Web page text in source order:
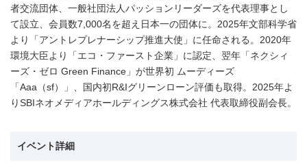
者交流団体、一般社団法人パッションリーダーズを代表理事とし
て設立、会員数7,000名を超え日本一の団体に。2025年文部科学省
より「アントレプレナーシップ推進大使」に任命される。2020年
環境大臣より「エコ・ファースト企業」に認定、翌年「ネクシィ
ーズ・ゼロ Green Finance」が世界初 ムーディーズ
「Aaa（sf）」、国内初R&Iグリーンローン評価も取得。2025年よ
りSBIネオメディアホールディングス株式会社 代表取締役副会長。
イベント詳細